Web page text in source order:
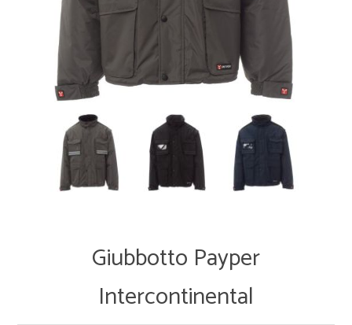
Giubbotto Payper
Intercontinental